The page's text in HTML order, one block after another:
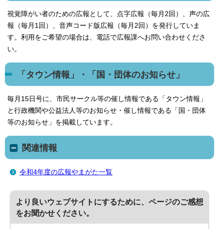
視覚障がい者のための広報として、点字広報（毎月2回）、声の広
報（毎月1回）、音声コード版広報（毎月2回）を発行していま
す。利用をご希望の場合は、電話で広報課へお問い合わせくださ
い。
「タウン情報」・「国・団体のお知らせ」
毎月15日号に、市民サークル等の催し情報である「タウン情報」
と行政機関や公益法人等のお知らせ・催し情報である「国・団体
等のお知らせ」を掲載しています。
関連情報
令和4年度の広報やまがた一覧
より良いウェブサイトにするために、ページのご感想
をお聞かせください。